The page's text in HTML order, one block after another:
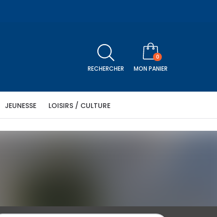
RECHERCHER
0
MON PANIER
JEUNESSE LOISIRS / CULTURE